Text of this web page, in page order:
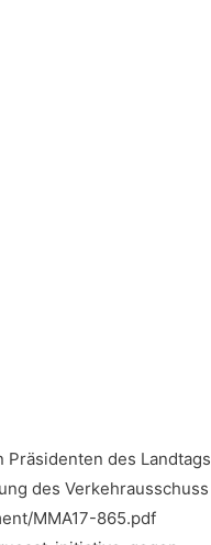
Präsidenten des Landtags
des Verkehrausschuss
MMA17-865.pdf